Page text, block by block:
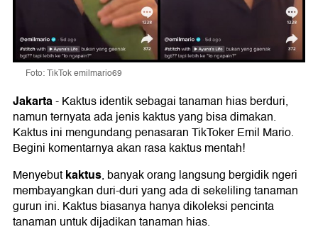
Foto: TikTok emilmario69
Jakarta-Kaktus identik sebagai tanaman hias berduri,
namun ternyata ada jenis kaktus yang bisa dimakan.
Kaktus ini mengundang penasaran TikToker Emil Mario.
Begini komentarnya akan rasa kaktus mentah!
Menyebutkaktus, banyak orang langsung bergidik ngeri
membayangkan duri-duri yang ada di sekeliling tanaman
gurun ini. Kaktus biasanya hanya dikoleksi pencinta
tanaman untuk dijadikan tanaman hias.